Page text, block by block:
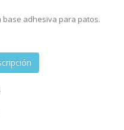
base adhesiva para patos.